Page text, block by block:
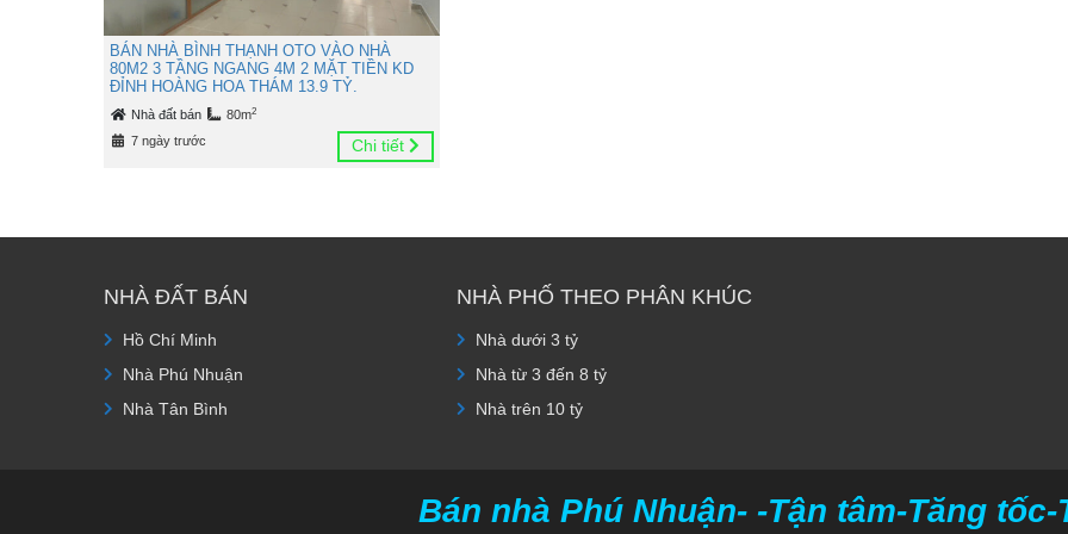
BÁN NHÀ BÌNH THẠNH OTO VÀO NHÀ
80M2 3 TẦNG NGANG 4M 2 MẶT TIỀN KD
ĐỈNH HOÀNG HOA THÁM 13.9 TỶ.
Nhà đất bán 80m2
7 ngày trước Chi tiết
NHÀ ĐẤT BÁN
Hồ Chí Minh
Nhà Phú Nhuận
Nhà Tân Bình
NHÀ PHỐ THEO PHÂN KHÚC
Nhà dưới 3 tỷ
Nhà từ 3 đến 8 tỷ
Nhà trên 10 tỷ
Bán nhà Phú Nhuận- -Tận tâm-Tăng